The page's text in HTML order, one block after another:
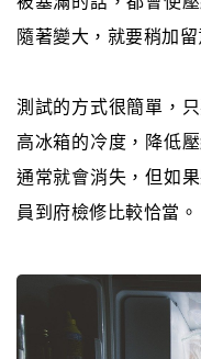
隨著變大，就要稍加
測試的方式很簡單，
高冰箱的冷度，降低
通常就會消失，但如
員到府檢修比較恰當。